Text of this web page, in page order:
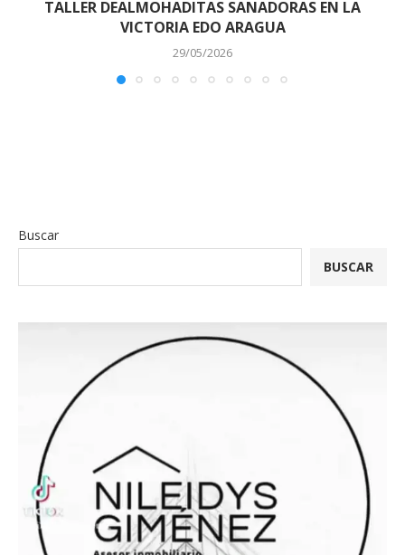
TALLER DEALMOHADITAS SANADORAS EN LA
VICTORIA EDO ARAGUA
29/05/2026
Buscar
BUSCAR